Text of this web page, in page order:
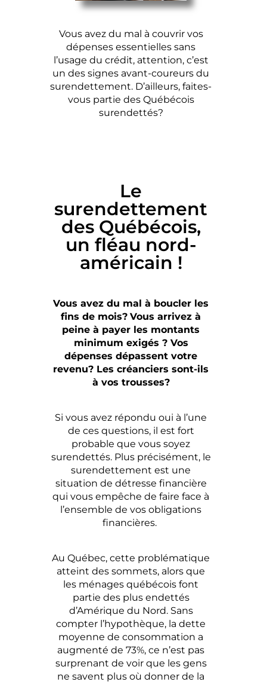
Vous avez du mal à couvrir vos
dépenses essentielles sans
l’usage du crédit, attention, c’est
un des signes avant-coureurs du
surendettement. D’ailleurs, faites-
vous partie des Québécois
surendettés?
Le
surendettement
des Québécois,
un fléau nord-
américain !
Vous avez du mal à boucler les
fins de mois? Vous arrivez à
peine à payer les montants
minimum exigés ? Vos
dépenses dépassent votre
revenu? Les créanciers sont-ils
à vos trousses?
Si vous avez répondu oui à l’une
de ces questions, il est fort
probable que vous soyez
surendettés. Plus précisément, le
surendettement est une
situation de détresse financière
qui vous empêche de faire face à
l’ensemble de vos obligations
financières.
Au Québec, cette problématique
atteint des sommets, alors que
les ménages québécois font
partie des plus endettés
d’Amérique du Nord. Sans
compter l’hypothèque, la dette
moyenne de consommation a
augmenté de 73%, ce n’est pas
surprenant de voir que les gens
ne savent plus où donner de la